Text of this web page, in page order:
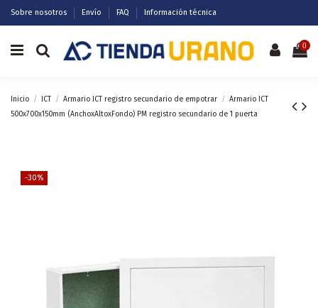
Sobre nosotros Envío FAQ Información técnica
0
Inicio ICT Armario ICT registro secundario de empotrar
Armario ICT
500x700x150mm (AnchoxAltoxFondo) PM registro secundario de 1 puerta
-30%